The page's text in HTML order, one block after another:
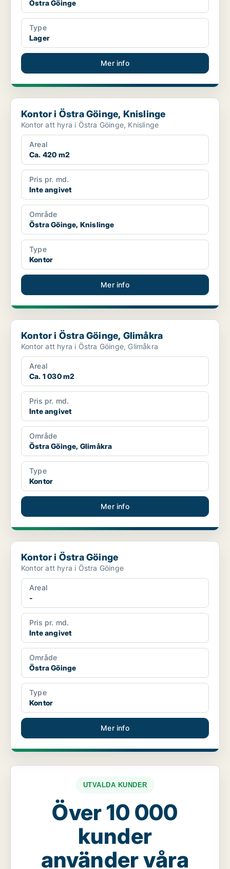
Östra Göinge
Type
Lager
Mer info
Kontor i Östra Göinge, Knislinge
Kontor i Östra Göinge, Knislinge
Kontor att hyra i Östra Göinge, Knislinge
Areal
Ca. 420 m2
Pris pr. md.
Inte angivet
Område
Östra Göinge, Knislinge
Type
Kontor
Mer info
Kontor i Östra Göinge, Glimåkra
Kontor i Östra Göinge, Glimåkra
Kontor att hyra i Östra Göinge, Glimåkra
Areal
Ca. 1 030 m2
Pris pr. md.
Inte angivet
Område
Östra Göinge, Glimåkra
Type
Kontor
Mer info
Kontor i Östra Göinge
Kontor i Östra Göinge
Kontor att hyra i Östra Göinge
Areal
-
Pris pr. md.
Inte angivet
Område
Östra Göinge
Type
Kontor
Mer info
UTVALDA KUNDER
Över 10 000
kunder
använder våra